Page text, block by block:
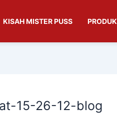
KISAH MISTER PUSS PRODUK
15-26-12-blog